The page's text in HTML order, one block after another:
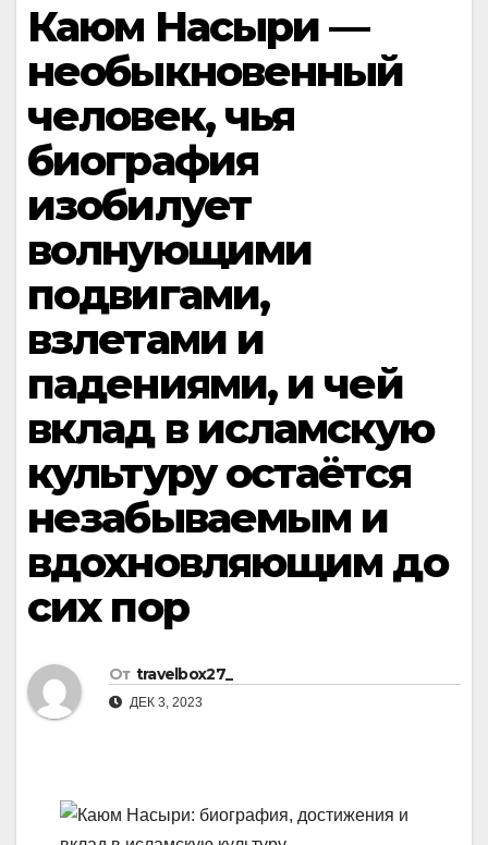
Каюм Насыри —
необыкновенный
человек, чья
биография
изобилует
волнующими
подвигами,
взлетами и
падениями, и чей
вклад в исламскую
культуру остаётся
незабываемым и
вдохновляющим до
сих пор
От travelbox27_
ДЕК 3, 2023